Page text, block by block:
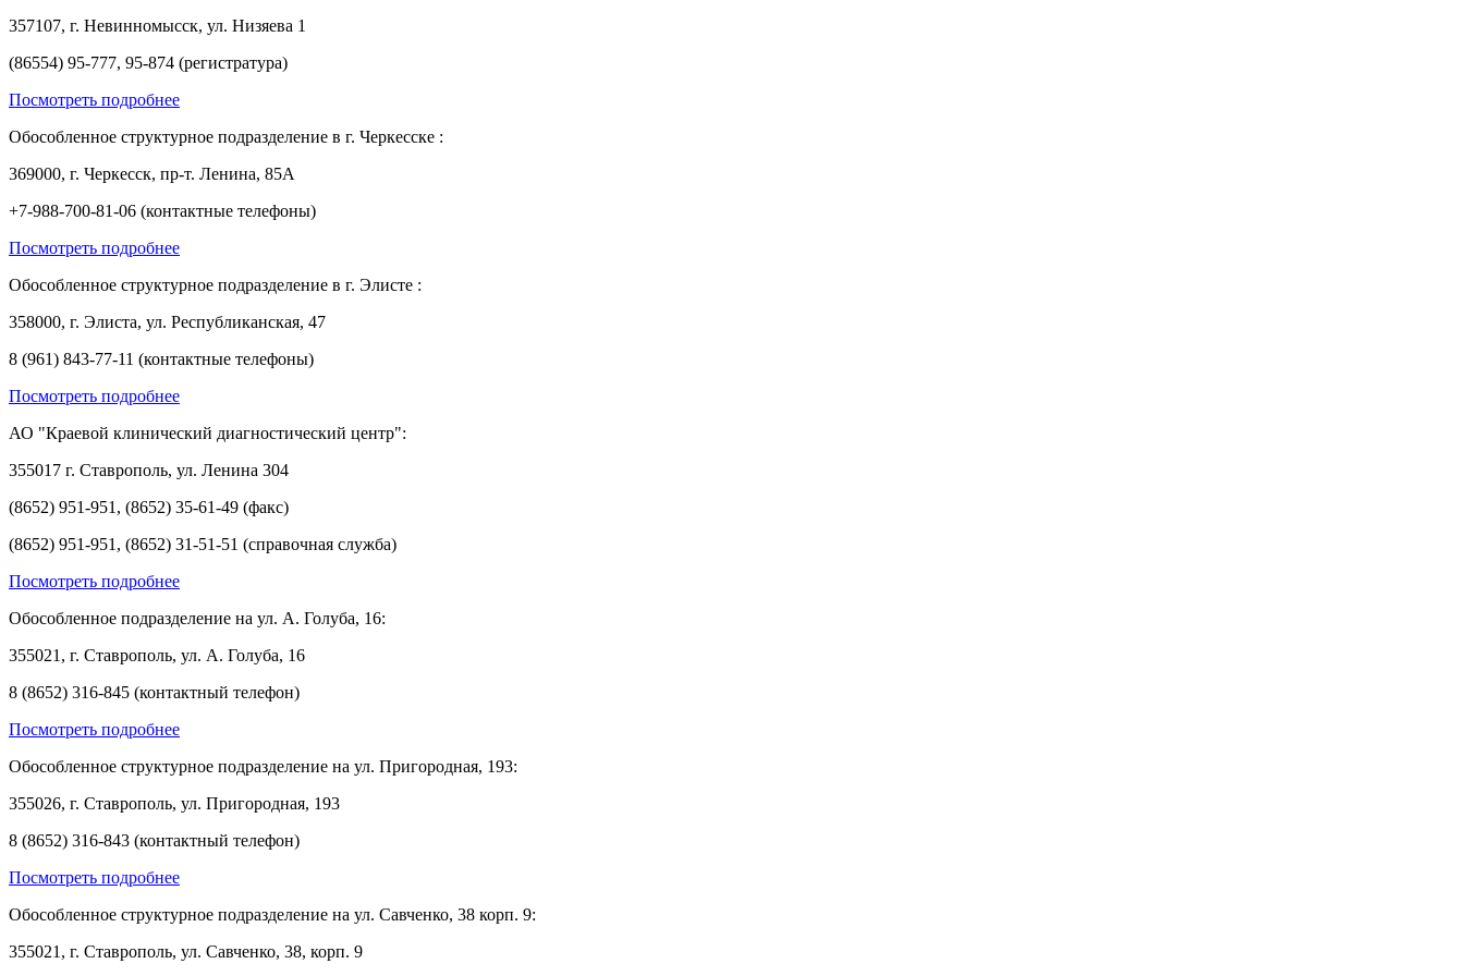
357107, г. Невинномысск, ул. Низяева 1
(86554) 95-777, 95-874 (регистратура)
Посмотреть подробнее
Обособленное структурное подразделение в г. Черкесске :
369000, г. Черкесск, пр-т. Ленина, 85А
+7-988-700-81-06 (контактные телефоны)
Посмотреть подробнее
Обособленное структурное подразделение в г. Элисте :
358000, г. Элиста, ул. Республиканская, 47
8 (961) 843-77-11 (контактные телефоны)
Посмотреть подробнее
АО "Краевой клинический диагностический центр":
355017 г. Ставрополь, ул. Ленина 304
(8652) 951-951, (8652) 35-61-49 (факс)
(8652) 951-951, (8652) 31-51-51 (справочная служба)
Посмотреть подробнее
Обособленное подразделение на ул. А. Голуба, 16:
355021, г. Ставрополь, ул. А. Голуба, 16
8 (8652) 316-845 (контактный телефон)
Посмотреть подробнее
Обособленное структурное подразделение на ул. Пригородная, 193:
355026, г. Ставрополь, ул. Пригородная, 193
8 (8652) 316-843 (контактный телефон)
Посмотреть подробнее
Обособленное структурное подразделение на ул. Савченко, 38 корп. 9:
355021, г. Ставрополь, ул. Савченко, 38, корп. 9